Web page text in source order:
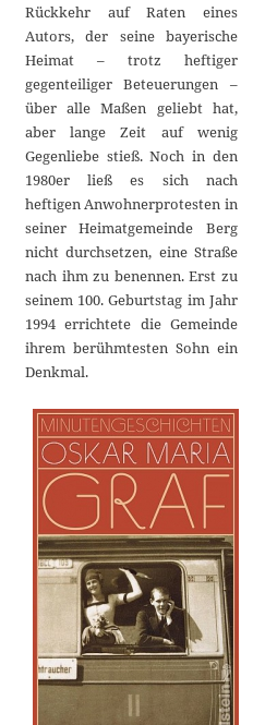
Rückkehr auf Raten eines
Autors, der seine bayerische
Heimat – trotz heftiger
gegenteiliger Beteuerungen –
über alle Maßen geliebt hat,
aber lange Zeit auf wenig
Gegenliebe stieß. Noch in den
1980er ließ es sich nach
heftigen Anwohnerprotesten in
seiner Heimatgemeinde Berg
nicht durchsetzen, eine Straße
nach ihm zu benennen. Erst zu
seinem 100. Geburtstag im Jahr
1994 errichtete die Gemeinde
ihrem berühmtesten Sohn ein
Denkmal.